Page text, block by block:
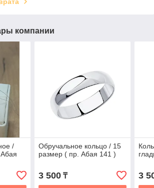
компании
/
Обручальное кольцо / 15
размер ( пр. Абая 141 )
3 500₸ 3